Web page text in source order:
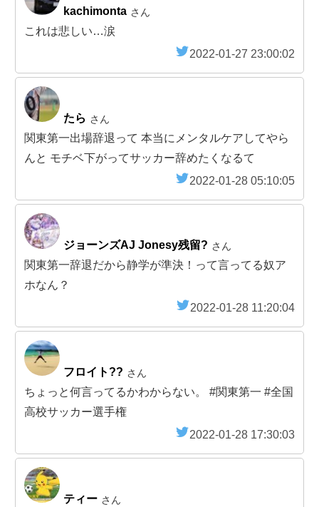
kachimonta さん
これは悲しい…涙
2022-01-27 23:00:02
たら さん
関東第一出場辞退って 本当にメンタルケアしてやら
んと モチベ下がってサッカー辞めたくなるて
2022-01-28 05:10:05
ジョーンズAJ Jonesy残留? さん
関東第一辞退だから静学が準決！って言ってる奴ア
ホなん？
2022-01-28 11:20:04
フロイト?? さん
ちょっと何言ってるかわからない。 #関東第一 #全国
高校サッカー選手権
2022-01-28 17:30:03
ティー さん